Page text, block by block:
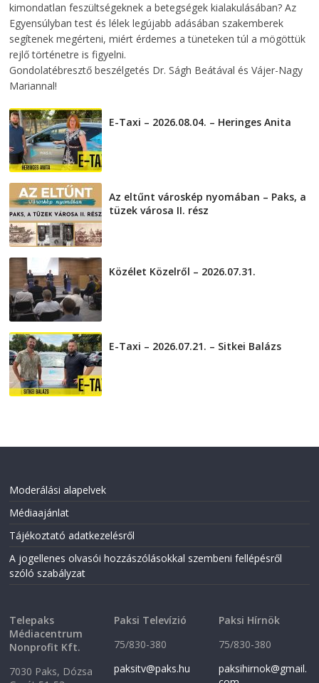
kimondatlan feszültségeknek a betegségek kialakulásában? Az
Egyensúlyban test és lélek legújabb adásában szakemberek
segítenek megérteni, miért érdemes a tüneteken túl a mögöttük
rejlő történetre is figyelni.
Gondolatébresztő beszélgetés Dr. Ságh Beátával és Vájer-Nagy
Mariannal!
E-Taxi – 2026.08.04. – Heringes Anita
Az eltűnt városkép nyomában – Paks, a
tüzek városa II. rész
Közélet Közelről – 2026.07.31.
E-Taxi – 2026.07.21. – Sitkei Balázs
Moderálási alapelvek
Médiaajánlat
Tájékoztató adatkezelésről
A jogellenes olvasói hozzászólásokkal szembeni fellépésről
szóló szabályzat
Telepaks
Médiacentrum
Nonprofit Kft.
7030 Paks, Dózsa
Paksi Televízió
75/830-380
paksitv@paks.hu
Paksi Hírnök
75/830-380
paksihirnok@gmail.